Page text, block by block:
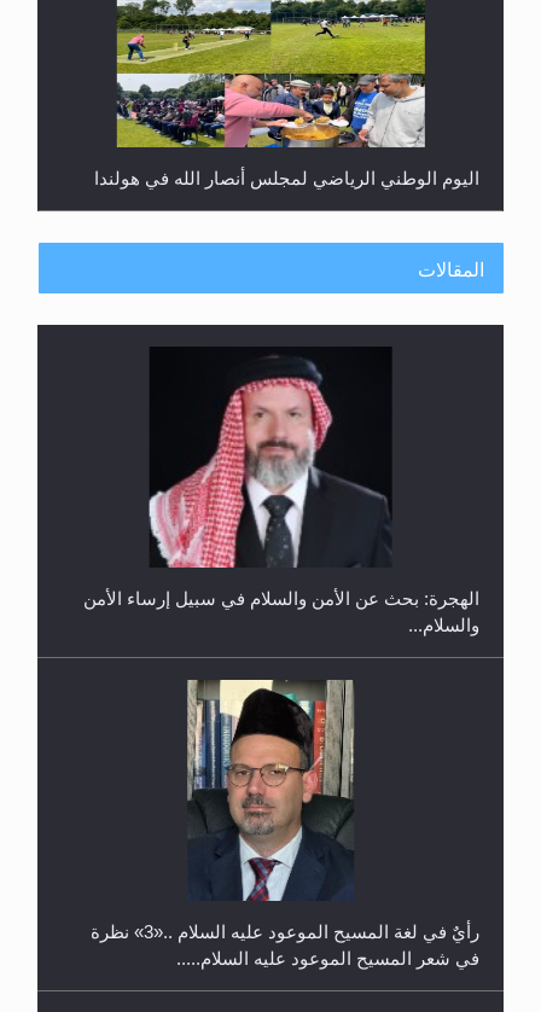
اليوم الوطني الرياضي لمجلس أنصار الله في هولندا
إتمام حفظ القرآن الكريم لثلاثة طلاب من مدرسة الحفظ
حفل توزيع الشهادات في الجامعة الأحمدية بنيجيريا لعام
المقالات
الهجرة: بحث عن الأمن والسلام في سبيل إرساء الأمن
والسلام...
رأيٌ في لغة المسيح الموعود عليه السلام ..«3» نظرة
في شعر المسيح الموعود عليه السلام.....